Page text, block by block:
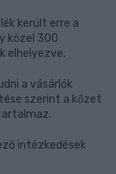
került erre a
közel 300
elhelyezve.
a vásárlók
szerint a kőzet
intézkedések